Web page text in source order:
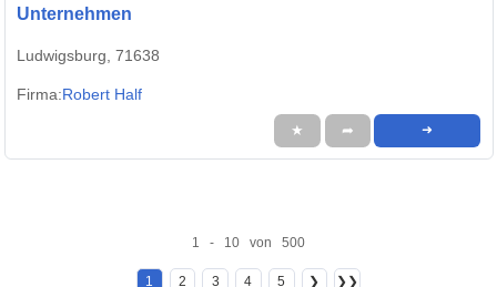
Unternehmen
Ludwigsburg, 71638
Firma:Robert Half
★ ➦ ➜
1 - 10 von 500
1 2 3 4 5 ❯ ❯❯